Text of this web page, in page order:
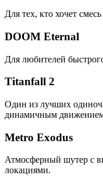
Для тех, кто хочет
DOOM Eternal
Для любителей
Titanfall 2
Один из лучших
динамичным
Metro Exodus
Атмосферный шутер с
локациями.